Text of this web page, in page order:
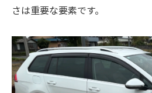
アウディ・フォルクス
輸入車車検での注意点
地元の輸入車専門店の
輸入車の寿命を延ばす
さは重要な要素です。